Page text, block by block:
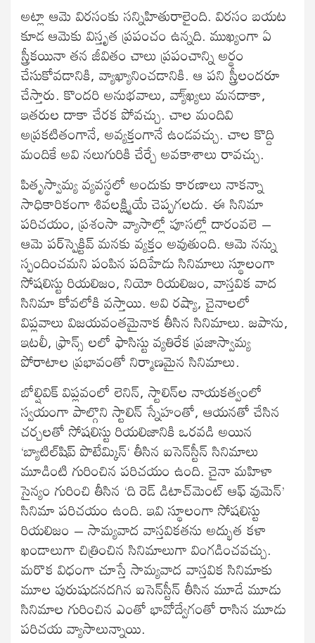
అట్లా ఆమె విరసంకు సన్నిహితురాలైంది. విరసం బయట
కూడ ఆమెకు విస్తృత ప్రపంచం ఉన్నది. ముఖ్యంగా ఏ
స్త్రీకయినా తన జీవితం చాలు ప్రపంచాన్ని అర్థం
చేసుకోవడానికి, వ్యాఖ్యానించడానికి. ఆ పని స్త్రీలందరూ
చేస్తారు. కొందరి అనుభవాలు, వ్యా్ఖ్యలు మనదాకా,
ఇతరుల దాకా చేరక పోవచ్చు. చాల మందివి
అప్రకటితంగానే, అవ్యక్తంగానే ఉండవచ్చు. చాల కొద్ది
మందికే అవి నలుగురికి చేర్చే అవకాశాలు రావచ్చు.
పితృస్వామ్య వ్యవస్థలో అందుకు కారణాలు నాకన్నా
సాధికారికంగా శివలక్ష్మియే చెప్పగలదు. ఈ సినిమా
పరిచయం, ప్రశంసా వ్యాసాల్లో పూసల్లో దారంవలె –
ఆమె పర్‍స్పెక్టివ్‍ మనకు వ్యక్తం అవుతుంది. ఆమె నన్ను
స్పందించమని పంపిన పదిహేడు సినిమాలు స్థూలంగా
సోషలిస్టు రియలిజం, నియో రియలిజం, వాస్తవిక వాద
సినిమా కోవలోకి వస్తాయి. అవి రష్యా, చైనాలలో
విప్లవాలు విజయవంతమైనాక తీసిన సినిమాలు. జపాను,
ఇటలీ, ఫ్రాన్స్ లలో ఫాసిస్టు వ్యతిరేక ప్రజాస్వామ్య
పోరాటాల ప్రభావంతో నిర్మాణమైన సినిమాలు.
బోల్షివిక్‍ విప్లవంలో లెనిన్‍, స్టాలిన్‍ల నాయకత్వంలో
స్వయంగా పాల్గొని స్టాలిన్‍ స్నేహంతో, ఆయనతో చేసిన
చర్చలతో సోషలిస్టు రియలిజానికి ఒరవడి అయిన
‘బ్యాటిల్‍షిప్‍ పొటేమ్కిన్‍‘ తీసిన ఐసెన్‍స్టీన్‍ సినిమాలు
మూడింటి గురించిన పరిచయం ఉంది. చైనా మహిళా
సైన్యం గురించి తీసిన ‘ది రెడ్‍ డిటాచ్‍మెంట్‍ ఆఫ్‍ వుమెన్‍’
సినిమా పరిచయం ఉంది. ఇవి స్థూలంగా సోషలిస్టు
రియలిజం – సామ్యవాద వాస్తవికతను అద్భుత కళా
ఖండాలుగా చిత్రించిన సినిమాలుగా వింగడించవచ్చు.
మరొక విధంగా చూస్తే సామ్యవాద వాస్తవిక సినిమాకు
మూల పురుషుడనదగిన ఐసెన్‍స్టీన్‍ తీసిన మూడే మూడు
సినిమాల గురించిన ఎంతో భావోద్వేగంతో రాసిన మూడు
పరిచయ వ్యాసాలున్నాయి.